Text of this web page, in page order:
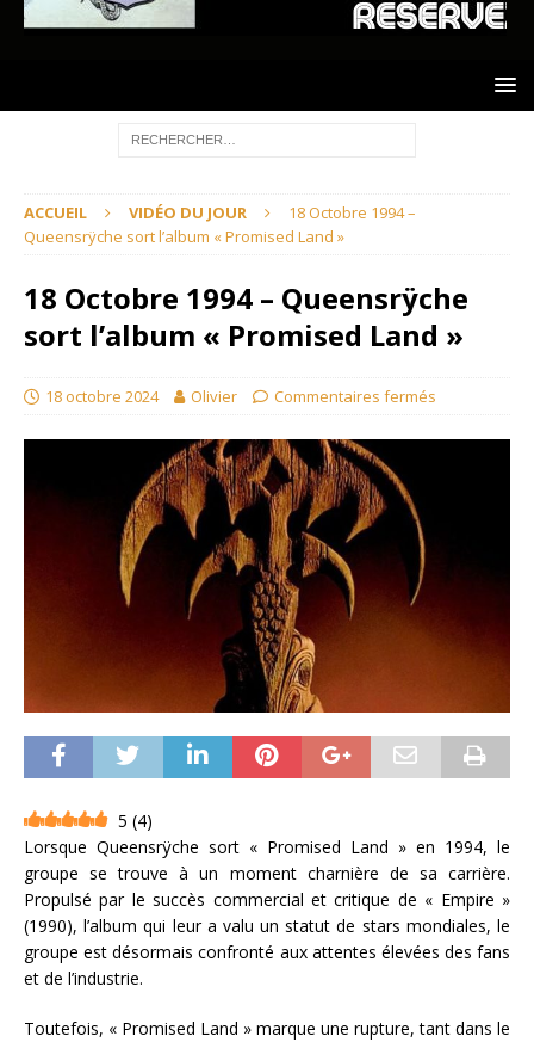
ACCUEIL VIDÉO DU JOUR
18 Octobre 1994 –
Queensrÿche sort l’album « Promised Land »
18 Octobre 1994 – Queensrÿche
sort l’album « Promised Land »
18 octobre 2024 Olivier Commentaires fermés
5 (4)
Lorsque Queensrÿche sort « Promised Land » en 1994, le
groupe se trouve à un moment charnière de sa carrière.
Propulsé par le succès commercial et critique de « Empire »
(1990), l’album qui leur a valu un statut de stars mondiales, le
groupe est désormais confronté aux attentes élevées des fans
et de l’industrie.
Toutefois, « Promised Land » marque une rupture, tant dans le